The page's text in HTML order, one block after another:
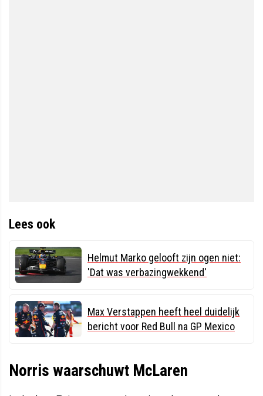
Lees ook
Helmut Marko gelooft zijn ogen niet:
'Dat was verbazingwekkend'
Max Verstappen heeft heel duidelijk
bericht voor Red Bull na GP Mexico
Norris waarschuwt McLaren